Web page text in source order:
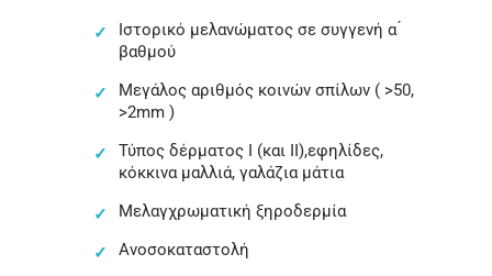
Ιστορικό μελανώματος σε συγγενή α ́
βαθμού
Μεγάλος αριθμός κοινών σπίλων ( >50,
>2mm )
Τύπος δέρματος Ι (και ΙΙ),εφηλίδες,
κόκκινα μαλλιά, γαλάζια μάτια
Μελαγχρωματική ξηροδερμία
Ανοσοκαταστολή